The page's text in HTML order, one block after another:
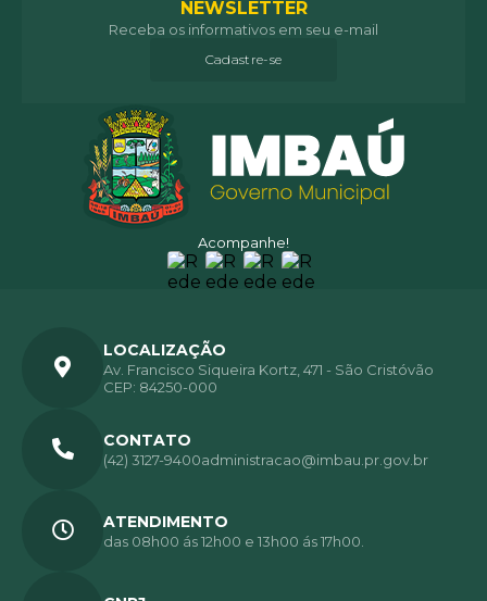
Acompanhe!
NEWSLETTER
Receba os informativos em seu e-mail
Cadastre-se
LOCALIZAÇÃO
Av. Francisco Siqueira Kortz, 471 - São Cristóvão
CEP: 84250-000
CONTATO
(42) 3127-9400administracao@imbau.pr.gov.br
ATENDIMENTO
das 08h00 ás 12h00 e 13h00 ás 17h00.